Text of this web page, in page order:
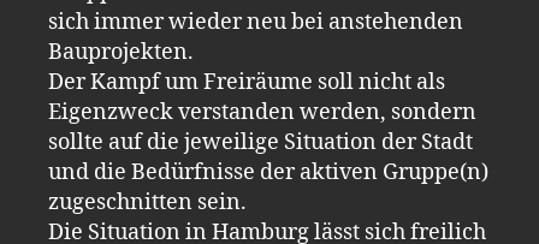
sich immer wieder neu bei anstehenden
Bauprojekten.
Der Kampf um Freiräume soll nicht als
Eigenzweck verstanden werden, sondern
sollte auf die jeweilige Situation der Stadt
und die Bedürfnisse der aktiven Gruppe(n)
zugeschnitten sein.
Die Situation in Hamburg lässt sich freilich